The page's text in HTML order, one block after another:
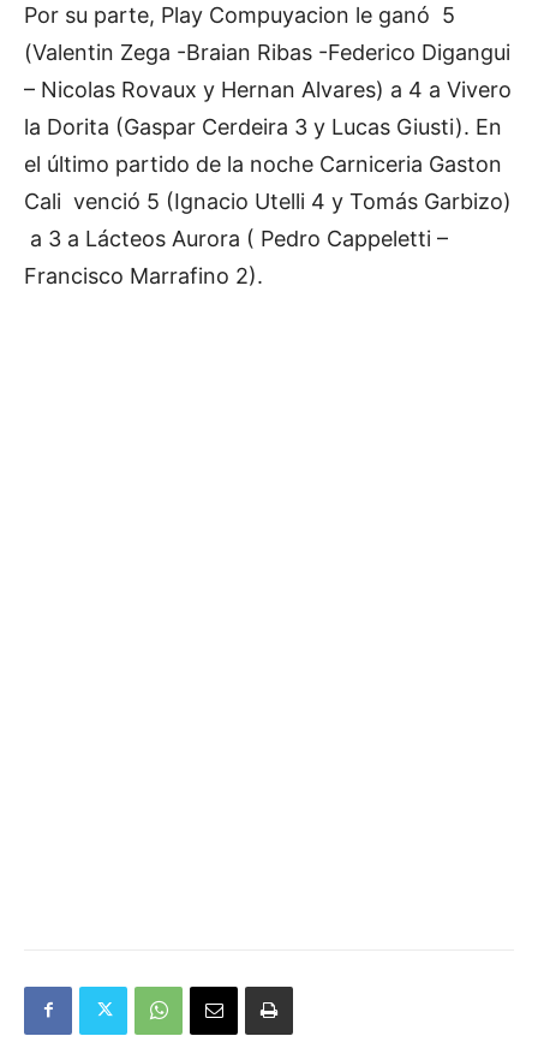
Por su parte, Play Compuyacion le ganó 5
(Valentin Zega -Braian Ribas -Federico Digangui
– Nicolas Rovaux y Hernan Alvares) a 4 a Vivero
la Dorita (Gaspar Cerdeira 3 y Lucas Giusti). En
el último partido de la noche Carniceria Gaston
Cali venció 5 (Ignacio Utelli 4 y Tomás Garbizo)
a 3 a Lácteos Aurora ( Pedro Cappeletti –
Francisco Marrafino 2).